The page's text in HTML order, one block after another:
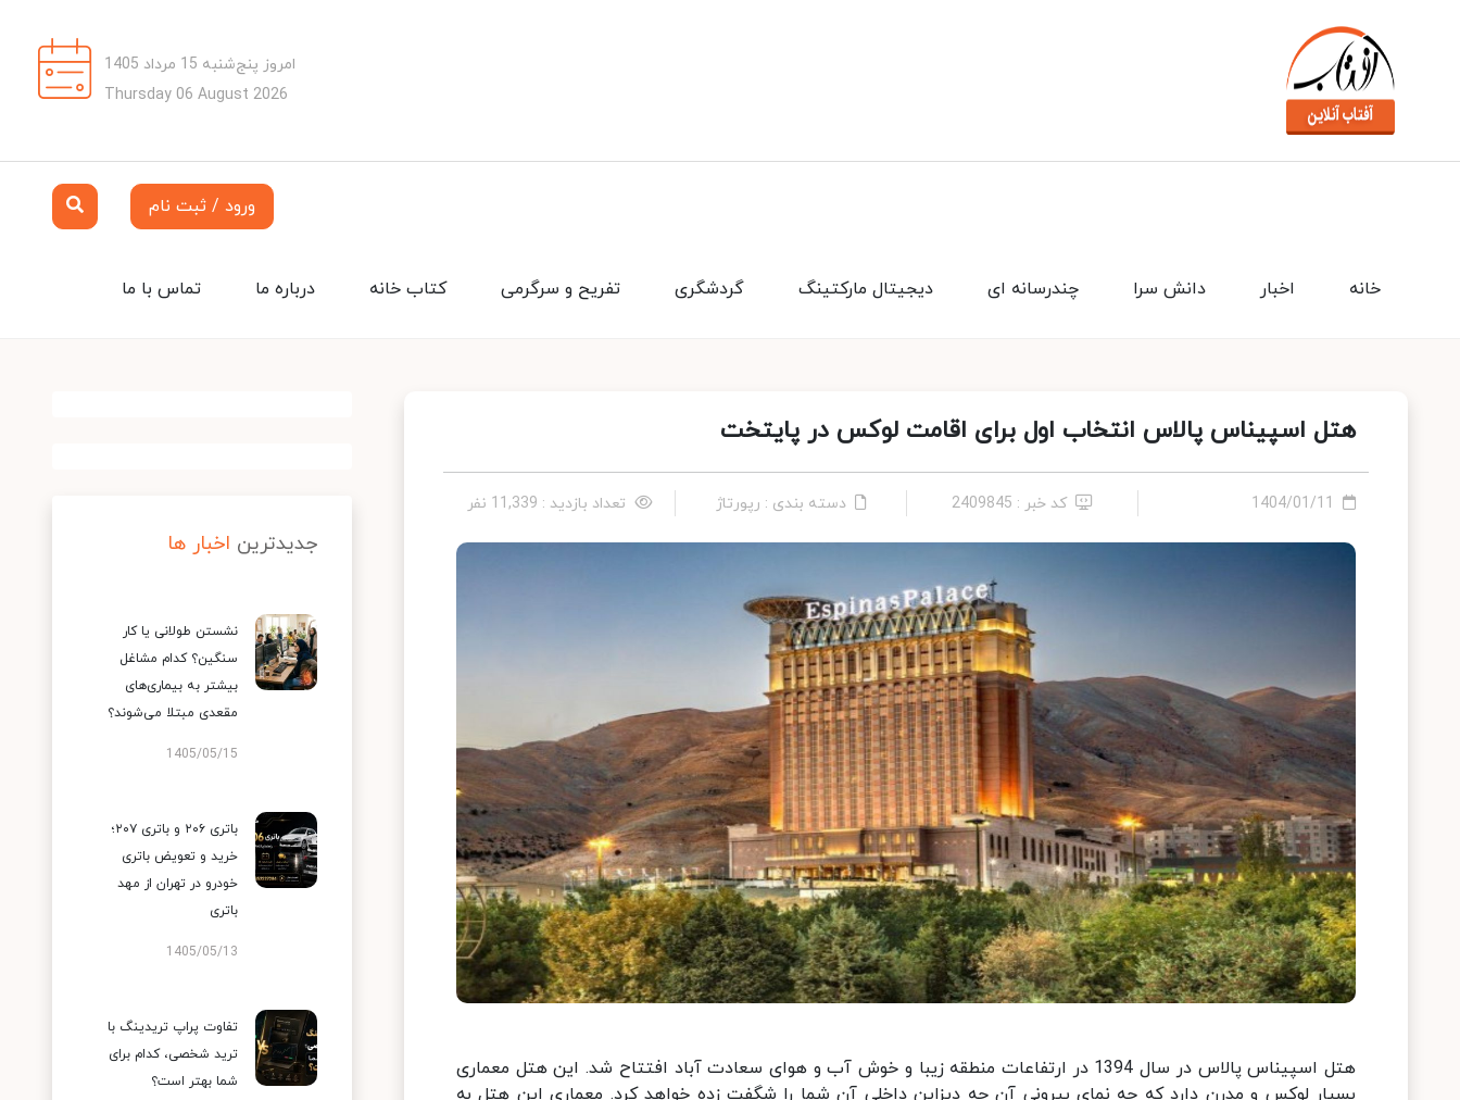
امروز پنج‌شنبه 15 مرداد 1405
Thursday 06 August 2026
ورود / ثبت نام
تماس با ما درباره ما کتاب خانه تفریح و سرگرمی گردشگری دیجیتال مارکتینگ چندرسانه ای دانش سرا اخبار خانه
هتل اسپیناس پالاس انتخاب اول برای اقامت لوکس در پایتخت
1404/01/11 کد خبر : 2409845 دسته بندی : رپورتاژ تعداد بازدید : 11,339 نفر
هتل اسپیناس پالاس در سال 1394 در ارتفاعات منطقه زیبا و خوش آب و هوای سعادت آباد افتتاح شد. این هتل معماری
بسیار لوکس و مدرن دارد که چه نمای بیرونی آن چه دیزاین داخلی آن شما را شگفت زده خواهد کرد. معماری این هتل به
جدیدترین اخبار ها
نشستن طولانی یا کار
سنگین؟ کدام مشاغل
بیشتر به بیماری‌های
مقعدی مبتلا می‌شوند؟
1405/05/15
باتری ۲۰۶ و باتری ۲۰۷؛
خرید و تعویض باتری
خودرو در تهران از مهد
باتری
1405/05/13
تفاوت پراپ تریدینگ با
ترید شخصی، کدام برای
شما بهتر است؟